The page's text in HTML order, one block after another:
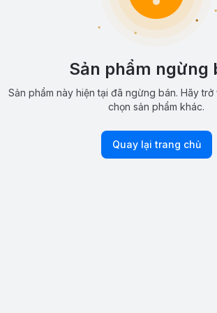
Sản phẩm ngừng
Sản phẩm này hiện tại đã ngừng bán. Hãy
chọn sản phẩm khác.
Quay lại trang chủ